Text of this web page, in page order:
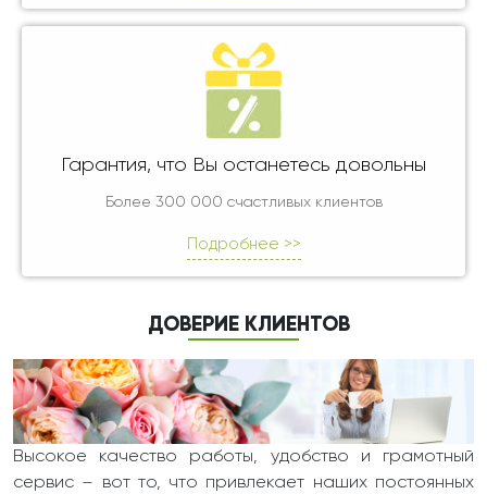
Гарантия, что Вы останетесь довольны
Более 300 000 счастливых клиентов
Подробнее >>
ДОВЕРИЕ КЛИЕНТОВ
Высокое качество работы, удобство и грамотный
сервис – вот то, что привлекает наших постоянных